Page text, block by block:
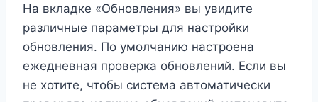
На вкладке «Обновления» вы увидите
различные параметры для настройки
обновления. По умолчанию настроена
ежедневная проверка обновлений. Если вы
не хотите, чтобы система автоматически